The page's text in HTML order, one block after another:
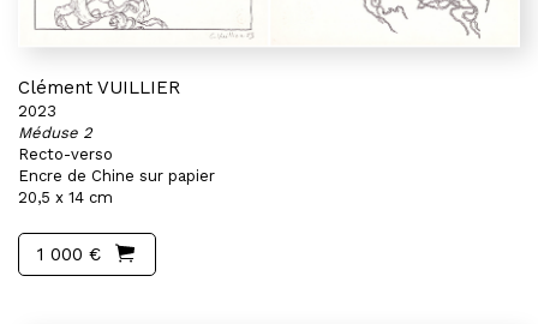
Clément VUILLIER
2023
Méduse 2
Recto-verso
Encre de Chine sur papier
20,5 x 14 cm
1 000 €